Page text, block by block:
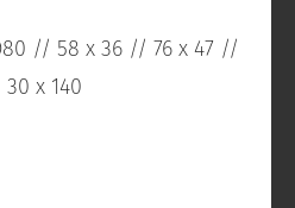
// 58 x 36 // 76 x 47 //
x 140